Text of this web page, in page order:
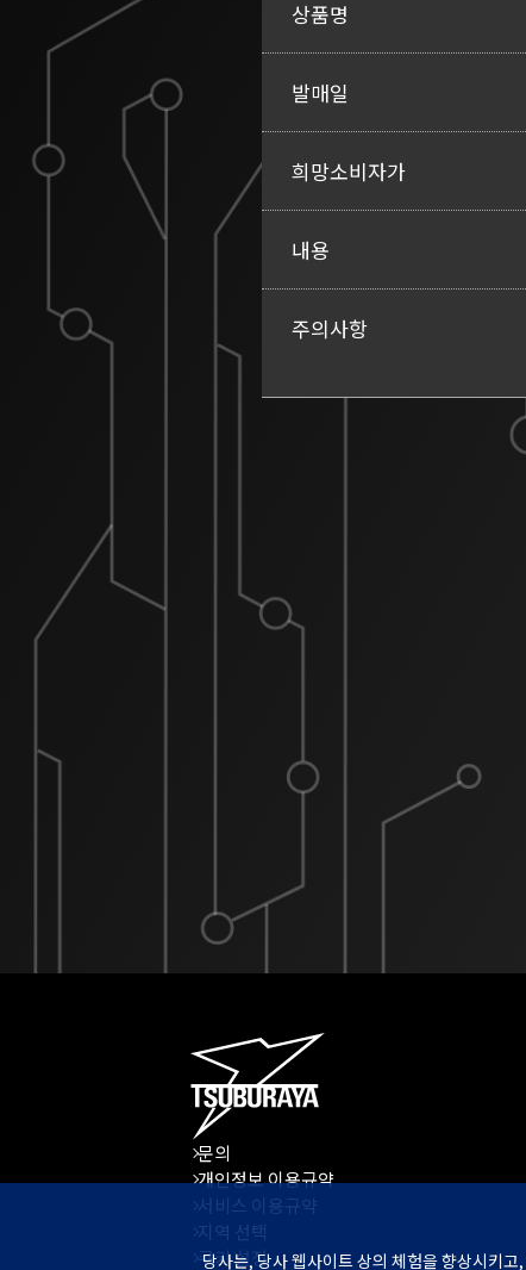
상품명
발매일
희망소비자가
내용
주의사항
문의
개인정보 이용규약
서비스 이용규약
지역 선택
쿠키 설정
당사는, 당사 웹사이트 상의 체험을 향상시키